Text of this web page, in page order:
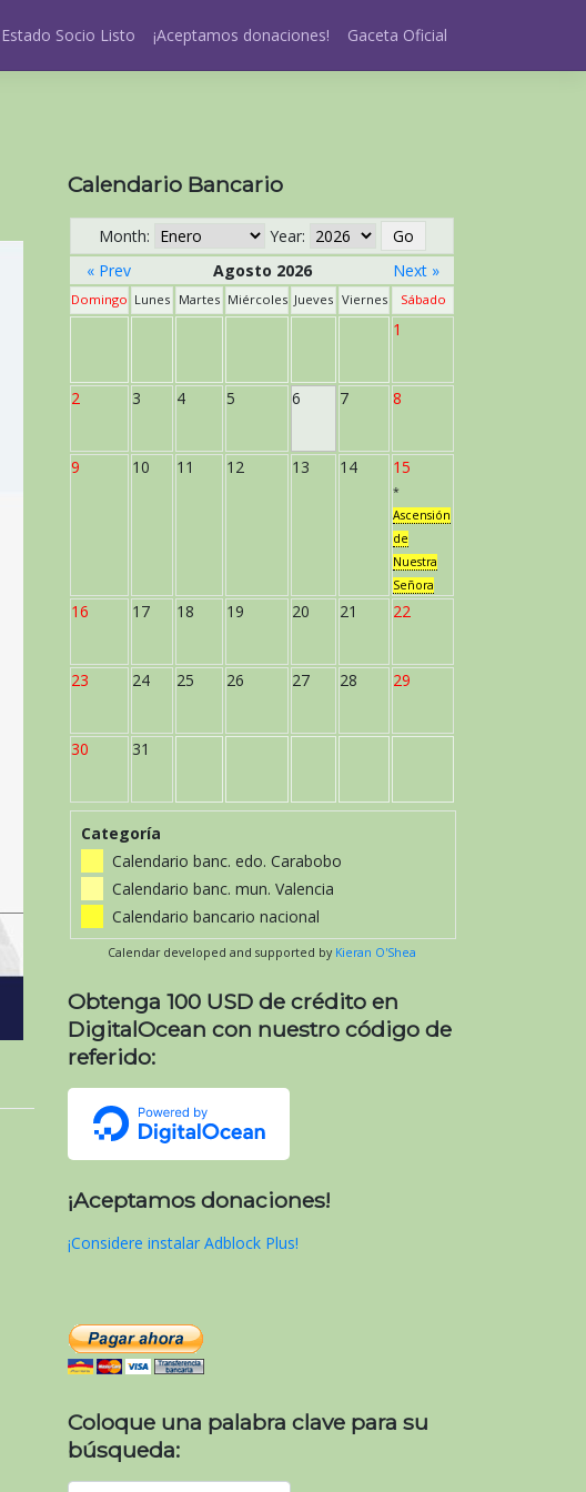
Socio Listo ¡Aceptamos donaciones! Gaceta Oficial
Calendario Bancario
Month:
Year:
« Prev
Agosto 2026 Next »
Domingo Lunes Martes Miércoles Jueves Viernes Sábado
1
2 3 4 5 6 7 8
9 10 11 12 13 14 15
*
Ascensión
de
Nuestra
Señora
16 17 18 19 20 21 22
23 24 25 26 27 28 29
30 31
Categoría
Calendario banc. edo. Carabobo
Calendario banc. mun. Valencia
Calendario bancario nacional
Calendar developed and supported by Kieran O'Shea
Obtenga 100 USD de crédito en
DigitalOcean con nuestro código de
referido:
¡Aceptamos donaciones!
¡Considere instalar Adblock Plus!
Coloque una palabra clave para su
búsqueda: